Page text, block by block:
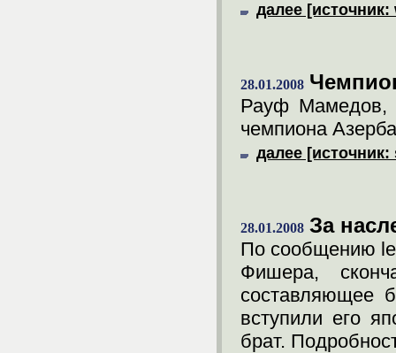
далее
28.01.2008
Рауф Мамедов,
чемпиона
далее
28.01.2008 За
По сообщению
Фишера,
составляющее
вступили его
брат.